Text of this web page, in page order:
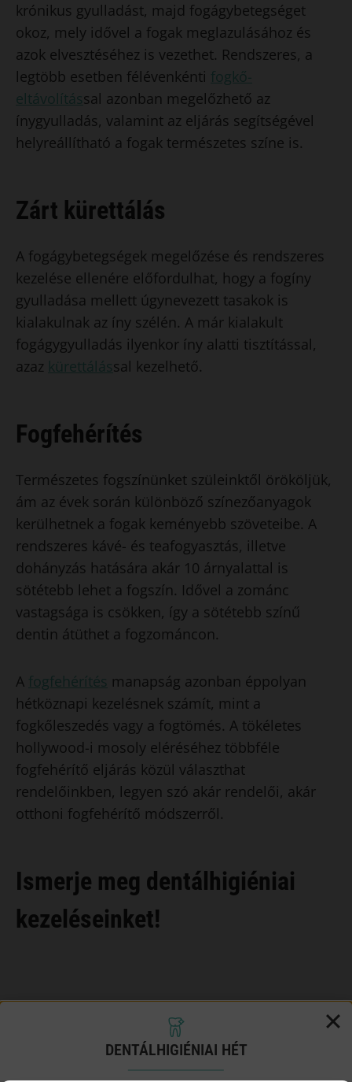
krónikus gyulladást, majd fogágybetegséget
okoz, mely idővel a fogak meglazulásához és
azok elvesztéséhez is vezethet. ​Rendszeres, a
legtöbb esetben félévenkénti fogkő-
eltávolítással azonban megelőzhető az
ínygyulladás, valamint az eljárás segítségével
helyreállítható a fogak természetes színe is.
Zárt kürettálás
​A fogágybetegségek megelőzése és rendszeres
kezelése ellenére előfordulhat, hogy a fogíny
gyulladása mellett úgynevezett tasakok is
kialakulnak az íny szélén. A már kialakult
fogágygyulladás ilyenkor íny alatti tisztítással,
azaz kürettálással kezelhető.
Fogfehérítés
Természetes fogszínünket szüleinktől örököljük,
ám az évek során különböző színezőanyagok
kerülhetnek a fogak keményebb szöveteibe. A
rendszeres kávé- és teafogyasztás, illetve
dohányzás hatására akár 10 árnyalattal is
sötétebb lehet a fogszín. Idővel a zománc
vastagsága is csökken, így a sötétebb színű
dentin átüthet a fogzománcon.
​A fogfehérítés manapság azonban éppolyan
hétköznapi kezelésnek számít, mint a
fogkőleszedés vagy a fogtömés. A tökéletes
hollywood-i mosoly eléréséhez többféle
fogfehérítő eljárás közül választhat
rendelőinkben, legyen szó akár rendelői, akár
otthoni fogfehérítő módszerről.
Ismerje meg dentálhigiéniai
kezeléseinket!
DENTÁLHIGIÉNIAI HÉT